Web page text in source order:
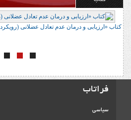
کتاب «ارزیابی و درمان عدم تعادل عضلانی
فراتاب
سیاسی